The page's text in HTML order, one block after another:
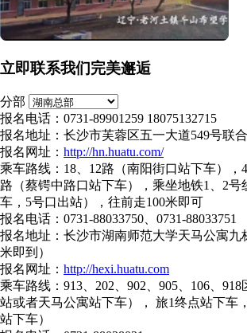
立即联系我们完美邂逅
分部
报名电话：0731-89901259 18075132715
报名地址：长沙市芙蓉区五一大道549号联
报名网址： http://hn.huatu.com/
乘车路线：18、12路（南阳街口站下车），
路（蔡锷中路口站下车），乘坐地铁1、2号
车，5号口出站），往前走100米即可
报名电话：0731-88033750、0731-88033751
报名地址：长沙市湖南师范大学天马公寓九
米即到）
报名网址： http://hexi.huatu.com
乘车路线：913、202、902、905、106、
站或者天马公寓站下车）， 旅1终点站下车
站下车）